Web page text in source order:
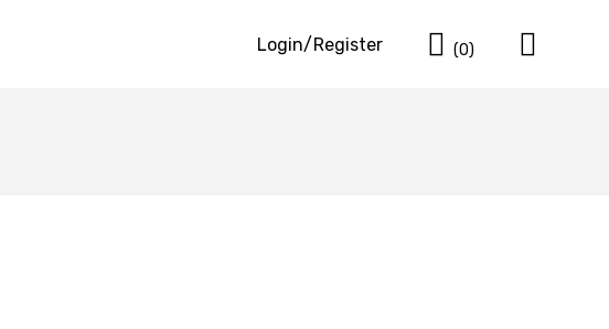
Login/Register Cart
(0)